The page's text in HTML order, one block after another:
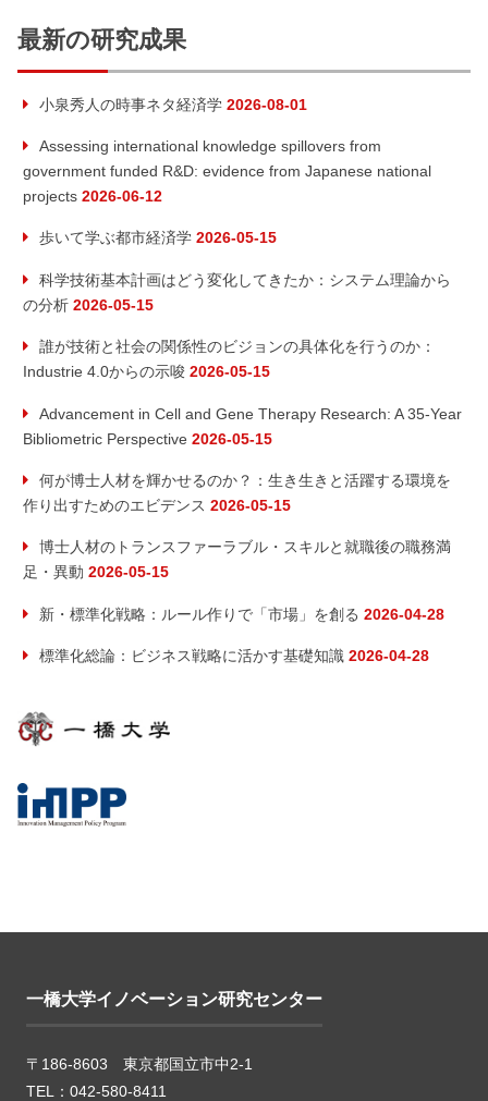
最新の研究成果
小泉秀人の時事ネタ経済学 2026-08-01
Assessing international knowledge spillovers from
government funded R&D: evidence from Japanese national
projects 2026-06-12
歩いて学ぶ都市経済学 2026-05-15
科学技術基本計画はどう変化してきたか：システム理論から
の分析 2026-05-15
誰が技術と社会の関係性のビジョンの具体化を行うのか：
Industrie 4.0からの示唆 2026-05-15
Advancement in Cell and Gene Therapy Research: A 35-Year
Bibliometric Perspective 2026-05-15
何が博士人材を輝かせるのか？：生き生きと活躍する環境を
作り出すためのエビデンス 2026-05-15
博士人材のトランスファーラブル・スキルと就職後の職務満
足・異動 2026-05-15
新・標準化戦略：ルール作りで「市場」を創る 2026-04-28
標準化総論：ビジネス戦略に活かす基礎知識 2026-04-28
一橋大学イノベーション研究センター
〒186-8603 東京都国立市中2-1
TEL：042-580-8411